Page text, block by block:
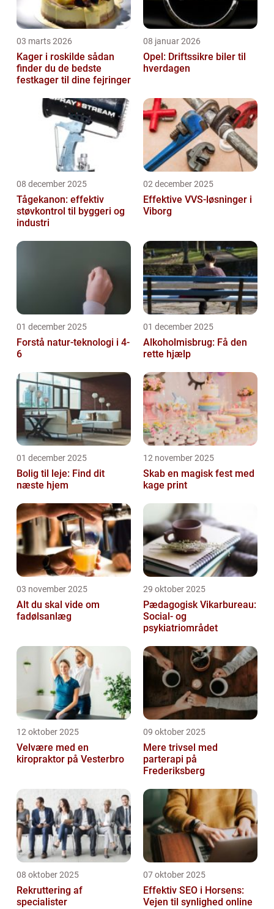
03 marts 2026
Kager i roskilde sådan
finder du de bedste
festkager til dine fejringer
08 januar 2026
Opel: Driftssikre biler til
hverdagen
08 december 2025
Tågekanon: effektiv
støvkontrol til byggeri og
industri
02 december 2025
Effektive VVS-løsninger i
Viborg
01 december 2025
Forstå natur-teknologi i 4-
6
01 december 2025
Alkoholmisbrug: Få den
rette hjælp
01 december 2025
Bolig til leje: Find dit
næste hjem
12 november 2025
Skab en magisk fest med
kage print
03 november 2025
Alt du skal vide om
fadølsanlæg
29 oktober 2025
Pædagogisk Vikarbureau:
Social- og
psykiatriområdet
12 oktober 2025
Velvære med en
kiropraktor på Vesterbro
09 oktober 2025
Mere trivsel med
parterapi på
Frederiksberg
08 oktober 2025
Rekruttering af
specialister
07 oktober 2025
Effektiv SEO i Horsens:
Vejen til synlighed online